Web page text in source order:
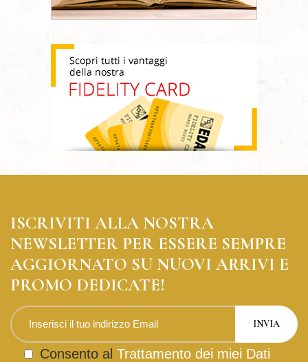
ISCRIVITI ALLA NOSTRA
NEWSLETTER PER ESSERE SEMPRE
AGGIORNATO SU NUOVI ARRIVI E
PROMO DEDICATE!
Consento al Trattamento dei miei Dati